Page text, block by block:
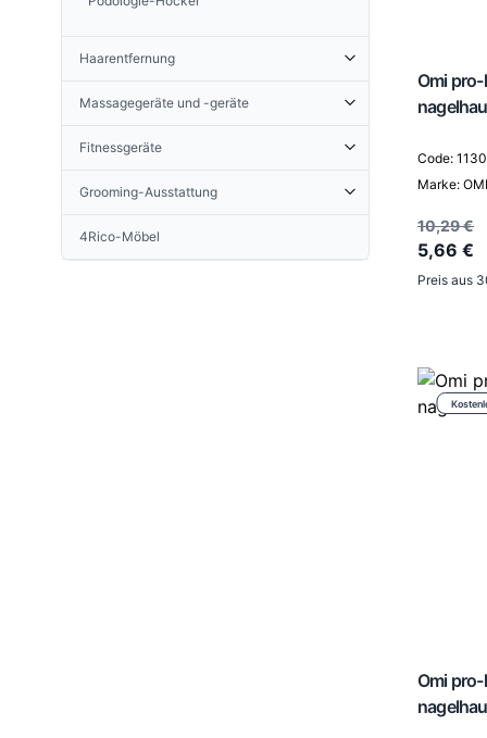
Omi
Code:
Marke: OMI
10,29 €
5,66 €
Preis aus
Omi
Tragbare Friseurwaschanlagen
Haarentfernung
Wachs- und Zuckerenthaarung DEPILFLAX
Enthaarungskosmetik
Dosenwachse
Wachsenthaarung QUICKEPIL
Epilationsspatel
Haarentfernung-Sets
Massagegeräte und -geräte
Massagegeräte
Massageliegen
Fitnessgeräte
Grooming-Ausstattung
4Rico-Möbel